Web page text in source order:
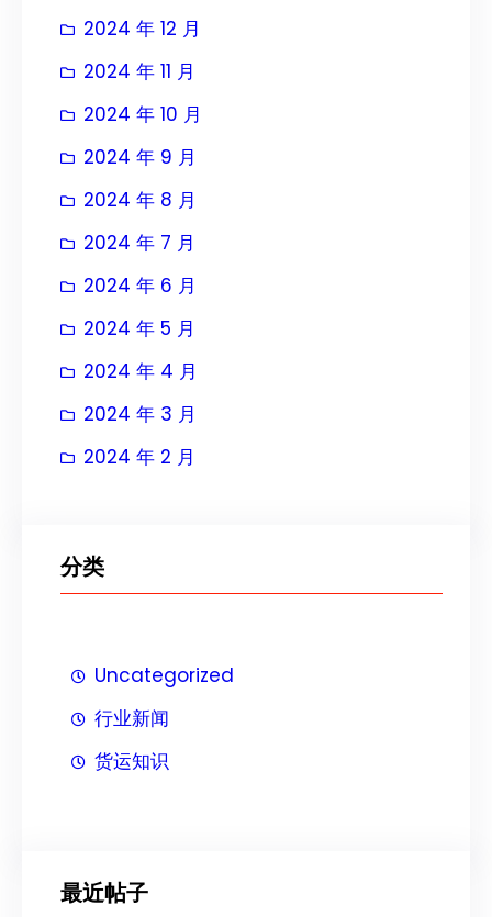
2024 年 12 月
2024 年 11 月
2024 年 10 月
2024 年 9 月
2024 年 8 月
2024 年 7 月
2024 年 6 月
2024 年 5 月
2024 年 4 月
2024 年 3 月
2024 年 2 月
分类
Uncategorized
行业新闻
货运知识
最近帖子